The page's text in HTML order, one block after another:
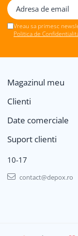
Vreau sa primesc
Politica de
Magazinul meu
Clienti
Date comerciale
Suport clienti
10-17
contact@depox.ro